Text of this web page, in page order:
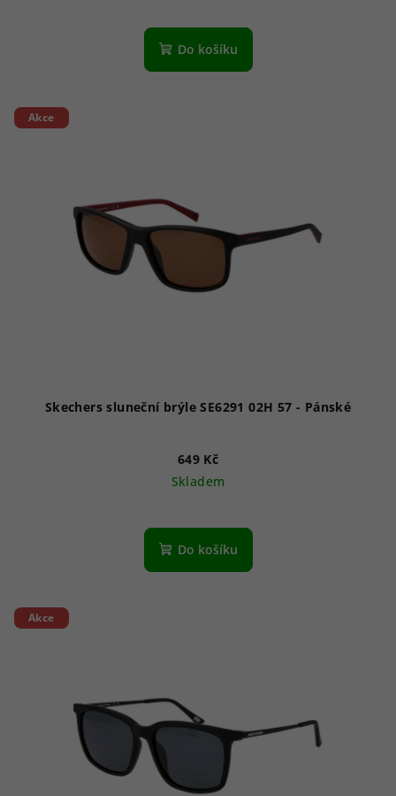
Do košíku
Akce
Skechers sluneční brýle SE6291 02H 57 - Pánské
649 Kč
Skladem
Do košíku
Akce